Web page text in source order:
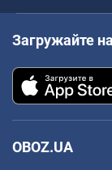
Загружайте
OBOZ.UA